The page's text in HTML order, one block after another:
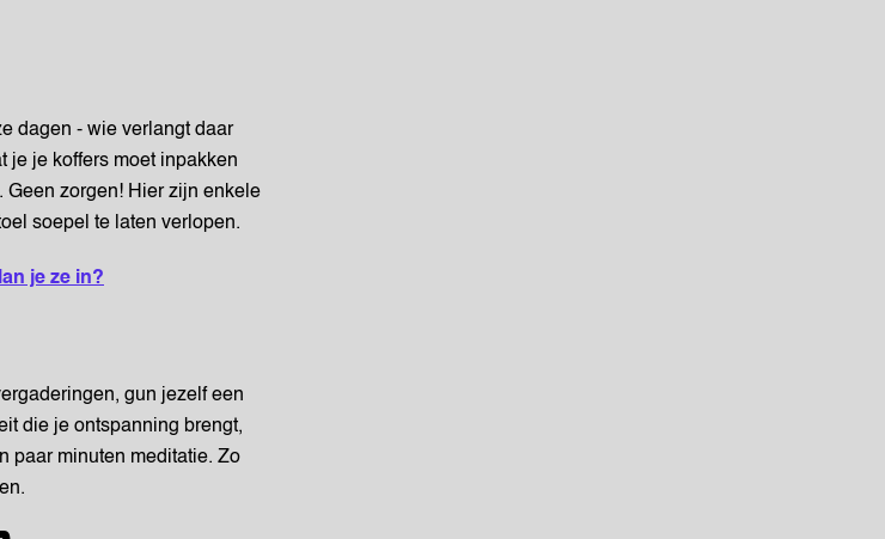
dagen - wie verlangt daar
je je koffers moet inpakken
Geen zorgen! Hier zijn enkele
soepel te laten verlopen.
je ze in?
gun jezelf een
die je ontspanning brengt,
paar minuten meditatie. Zo